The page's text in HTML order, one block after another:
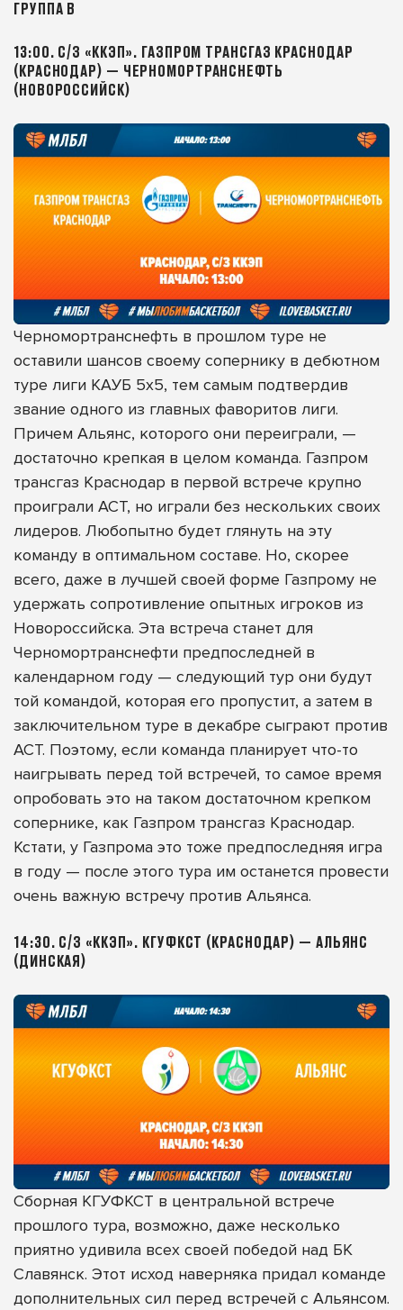
ГРУППА B
13:00. С/З «ККЭП». ГАЗПРОМ ТРАНСГАЗ КРАСНОДАР
(КРАСНОДАР) — ЧЕРНОМОРТРАНСНЕФТЬ
(НОВОРОССИЙСК)
Черномортранснефть в прошлом туре не
оставили шансов своему сопернику в дебютном
туре лиги КАУБ 5х5, тем самым подтвердив
звание одного из главных фаворитов лиги.
Причем Альянс, которого они переиграли, —
достаточно крепкая в целом команда. Газпром
трансгаз Краснодар в первой встрече крупно
проиграли АСТ, но играли без нескольких своих
лидеров. Любопытно будет глянуть на эту
команду в оптимальном составе. Но, скорее
всего, даже в лучшей своей форме Газпрому не
удержать сопротивление опытных игроков из
Новороссийска. Эта встреча станет для
Черномортранснефти предпоследней в
календарном году — следующий тур они будут
той командой, которая его пропустит, а затем в
заключительном туре в декабре сыграют против
АСТ. Поэтому, если команда планирует что-то
наигрывать перед той встречей, то самое время
опробовать это на таком достаточном крепком
сопернике, как Газпром трансгаз Краснодар.
Кстати, у Газпрома это тоже предпоследняя игра
в году — после этого тура им останется провести
очень важную встречу против Альянса.
14:30. С/З «ККЭП». КГУФКСТ (КРАСНОДАР) — АЛЬЯНС
(ДИНСКАЯ)
Сборная КГУФКСТ в центральной встрече
прошлого тура, возможно, даже несколько
приятно удивила всех своей победой над БК
Славянск. Этот исход наверняка придал команде
дополнительных сил перед встречей с Альянсом.